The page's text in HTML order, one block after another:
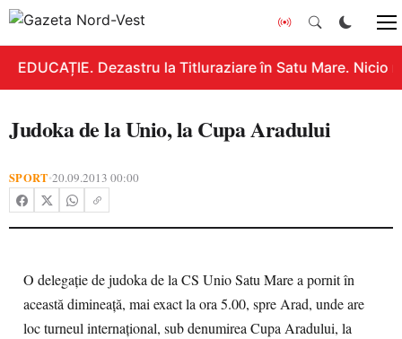
EDUCAȚIE. Dezastru la Titluraziare în Satu Mare. Nicio
Judoka de la Unio, la Cupa Aradului
SPORT•20.09.2013 00:00
O delegaţie de judoka de la CS Unio Satu Mare a pornit în
această dimineaţă, mai exact la ora 5.00, spre Arad, unde are
loc turneul internaţional, sub denumirea Cupa Aradului, la